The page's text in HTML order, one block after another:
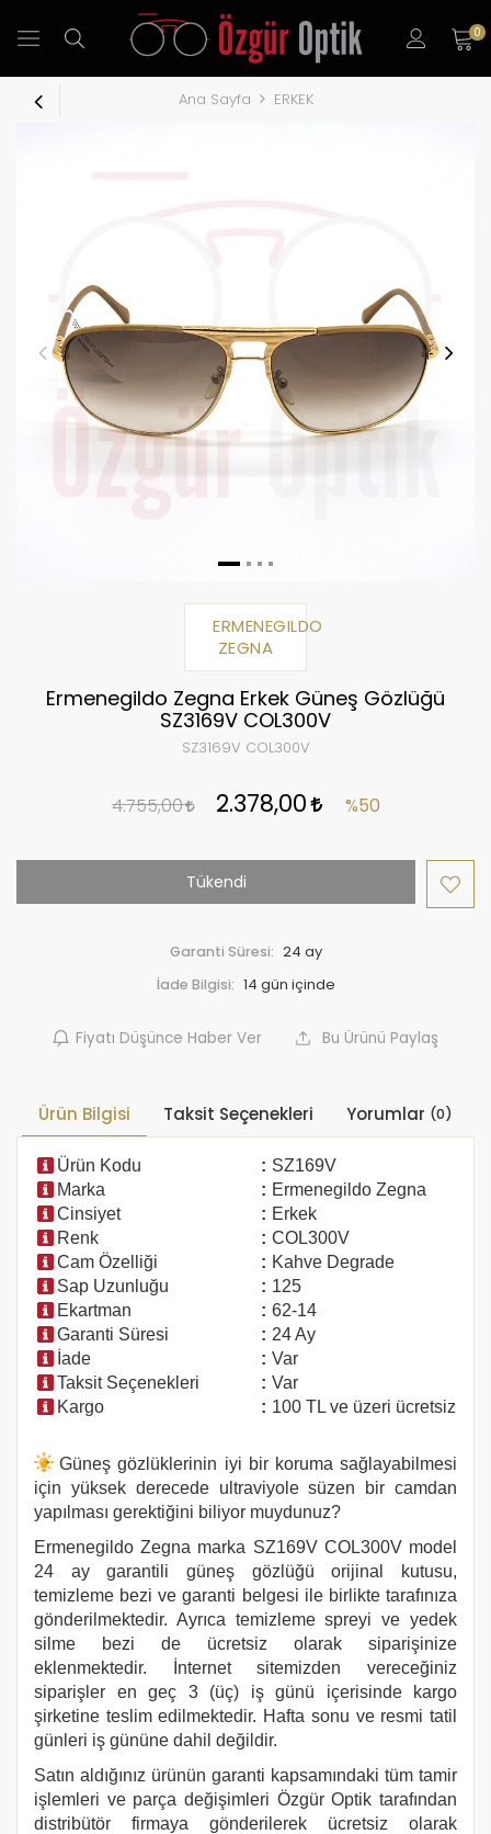
0
Ana Sayfa ERKEK
ERMENEGILDO
ZEGNA
Ermenegildo Zegna Erkek Güneş Gözlüğü
SZ3169V COL300V
SZ3169V COL300V
4.755,00 2.378,00 %50
Tükendi
Garanti Süresi: 24 ay
İade Bilgisi:
Fiyatı Düşünce Haber Ver Bu Ürünü Paylaş
Ürün Bilgisi Taksit Seçenekleri Yorumlar (0)
Ürün Kodu : SZ169V
Marka
: Ermenegildo Zegna
Cinsiyet
: Erkek
Renk
: COL300V
Cam Özelliği
: Kahve Degrade
Sap Uzunluğu
: 125
Ekartman
: 62-14
Garanti Süresi
: 24 Ay
İade
: Var
Taksit Seçenekleri
: Var
Kargo
: 100 TL ve üzeri ücretsiz
Güneş gözlüklerinin iyi bir koruma sağlayabilmesi
için yüksek derecede ultraviyole süzen bir camdan
yapılması gerektiğini biliyor muydunuz?
Ermenegildo Zegna marka SZ169V COL300V model
24 ay garantili güneş gözlüğü orijinal kutusu,
temizleme bezi ve garanti belgesi ile birlikte tarafınıza
gönderilmektedir. Ayrıca temizleme spreyi ve yedek
silme bezi de ücretsiz olarak siparişinize
eklenmektedir. İnternet sitemizden vereceğiniz
siparişler en geç 3 (üç) iş günü içerisinde kargo
şirketine teslim edilmektedir. Hafta sonu ve resmi tatil
günleri iş gününe dahil değildir.
Satın aldığınız ürünün garanti kapsamındaki tüm tamir
işlemleri ve parça değişimleri Özgür Optik tarafından
distribütör firmaya gönderilerek ücretsiz olarak